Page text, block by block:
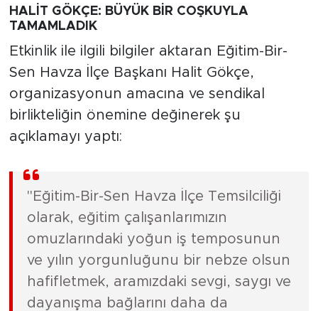
HALİT GÖKÇE: BÜYÜK BİR COŞKUYLA
TAMAMLADIK
Etkinlik ile ilgili bilgiler aktaran Eğitim-Bir-
Sen Havza İlçe Başkanı Halit Gökçe,
organizasyonun amacına ve sendikal
birlikteliğin önemine değinerek şu
açıklamayı yaptı:
"Eğitim-Bir-Sen Havza İlçe Temsilciliği
olarak, eğitim çalışanlarımızın
omuzlarındaki yoğun iş temposunun
ve yılın yorgunluğunu bir nebze olsun
hafifletmek, aramızdaki sevgi, saygı ve
dayanışma bağlarını daha da